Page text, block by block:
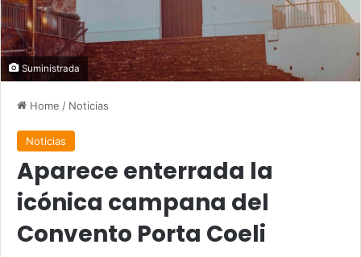
Suministrada
Home / Noticias
Noticias
Aparece enterrada la
icónica campana del
Convento Porta Coeli